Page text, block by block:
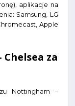
aplikacje na
Samsung, LG
Apple
za
Nottingham –